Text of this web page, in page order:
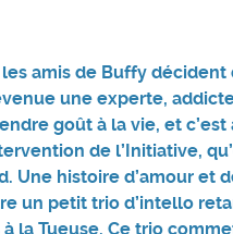
amis de Buffy
une experte,
goût à la vie, et
de l’Initiative,
Une histoire d’amour et
un petit trio d’intello
la Tueuse. Ce trio